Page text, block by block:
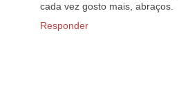
cada vez gosto mais, abraços.
Responder